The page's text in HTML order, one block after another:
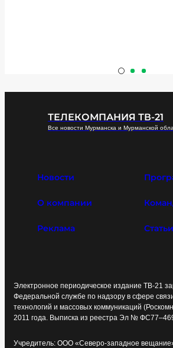
ТЕЛЕКОМПАНИЯ ТВ-21
Все новости Мурманска и Мурманской
Новости
О компании
Реклама Статьи
Электронное периодическое издание ТВ-21
Федеральной службе по надзору в сфере
технологий и массовых коммуникаций
2011 года. Выписка из реестра Эл №
Учредитель: ООО «Северо-западное